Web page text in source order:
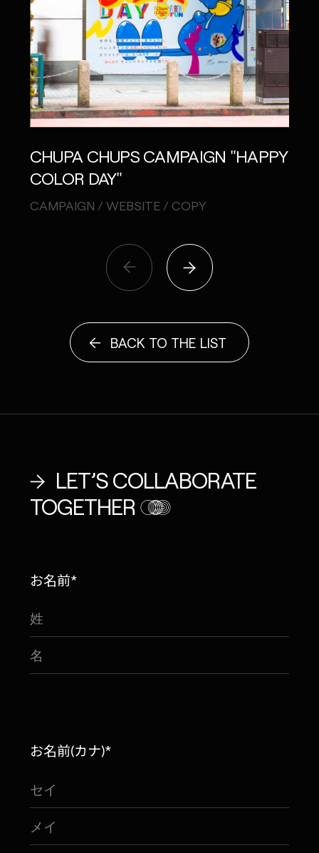
CHUPA CHUPS CAMPAIGN "HAPPY
COLOR DAY"
CAMPAIGN / WEBSITE / COPY
BACK TO THE LIST
LET’S COLLABORATE
TOGETHER
お名前*
お名前(カナ)*